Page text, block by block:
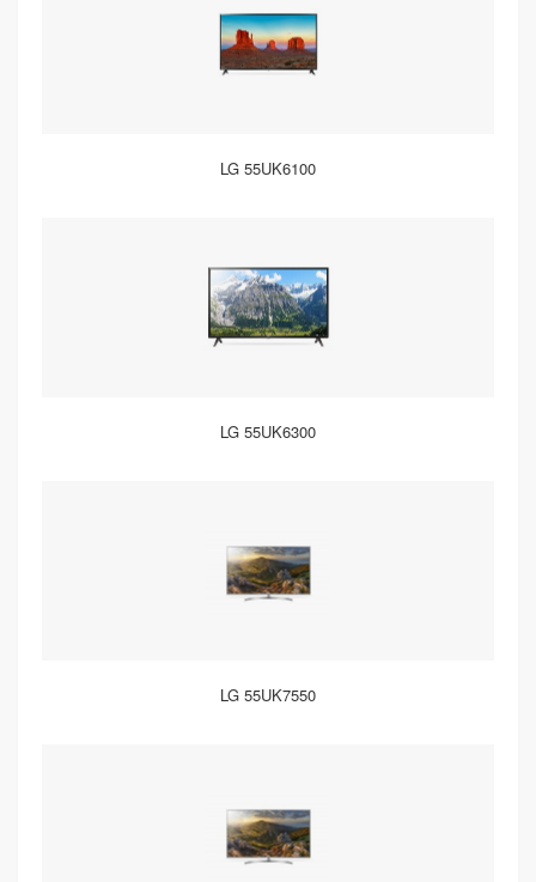
LG 55UK6100
LG 55UK6300
LG 55UK7550